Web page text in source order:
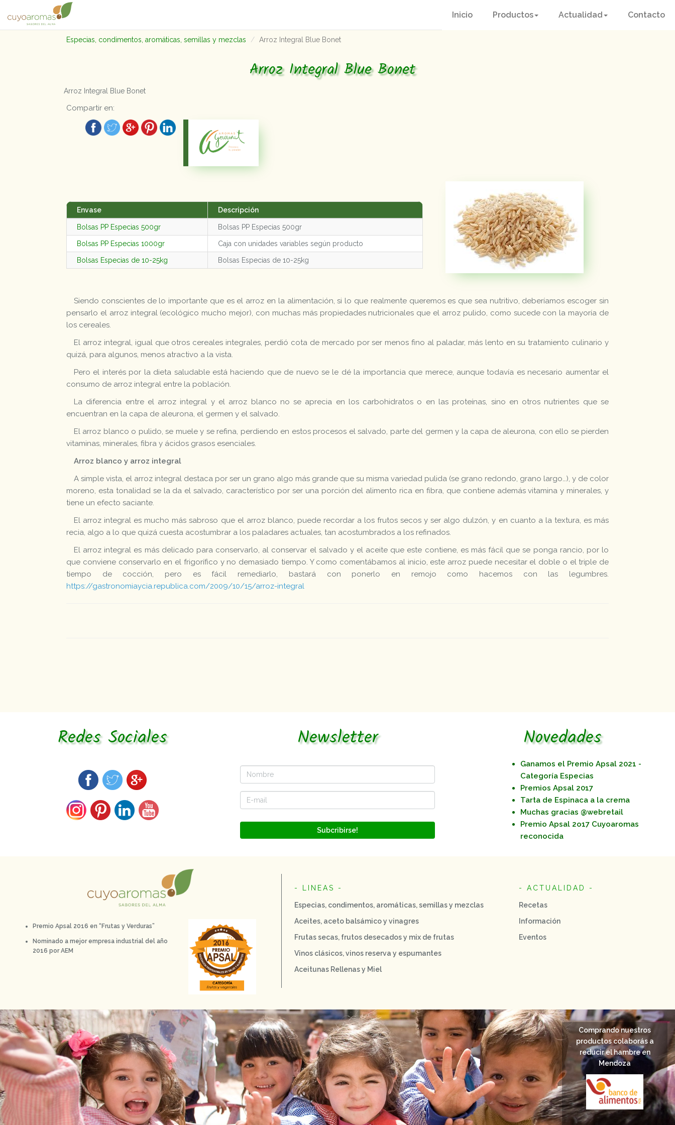
Inicio Productos Actualidad Contacto
Especias, condimentos, aromáticas, semillas y mezclas Arroz Integral Blue Bonet
Arroz Integral Blue Bonet
Arroz Integral Blue Bonet
Compartir en:
Envase Descripción
Bolsas PP Especias 500gr Bolsas PP Especias 500gr
Bolsas PP Especias 1000gr Caja con unidades variables según producto
Bolsas Especias de 10-25kg Bolsas Especias de 10-25kg
Siendo conscientes de lo importante que es el arroz en la alimentación, si lo que realmente queremos es que sea nutritivo, deberíamos escoger sin
pensarlo el arroz integral (ecológico mucho mejor), con muchas más propiedades nutricionales que el arroz pulido, como sucede con la mayoría de
los cereales.
El arroz integral, igual que otros cereales integrales, perdió cota de mercado por ser menos fino al paladar, más lento en su tratamiento culinario y
quizá, para algunos, menos atractivo a la vista.
Pero el interés por la dieta saludable está haciendo que de nuevo se le dé la importancia que merece, aunque todavía es necesario aumentar el
consumo de arroz integral entre la población.
La diferencia entre el arroz integral y el arroz blanco no se aprecia en los carbohidratos o en las proteínas, sino en otros nutrientes que se
encuentran en la capa de aleurona, el germen y el salvado.
El arroz blanco o pulido, se muele y se refina, perdiendo en estos procesos el salvado, parte del germen y la capa de aleurona, con ello se pierden
vitaminas, minerales, fibra y ácidos grasos esenciales.
Arroz blanco y arroz integral
A simple vista, el arroz integral destaca por ser un grano algo más grande que su misma variedad pulida (se grano redondo, grano largo…), y de color
moreno, esta tonalidad se la da el salvado, característico por ser una porción del alimento rica en fibra, que contiene además vitamina y minerales, y
tiene un efecto saciante.
El arroz integral es mucho más sabroso que el arroz blanco, puede recordar a los frutos secos y ser algo dulzón, y en cuanto a la textura, es más
recia, algo a lo que quizá cuesta acostumbrar a los paladares actuales, tan acostumbrados a los refinados.
El arroz integral es más delicado para conservarlo, al conservar el salvado y el aceite que este contiene, es más fácil que se ponga rancio, por lo
que conviene conservarlo en el frigorífico y no demasiado tiempo. Y como comentábamos al inicio, este arroz puede necesitar el doble o el triple de
tiempo de cocción, pero es fácil remediarlo, bastará con ponerlo en remojo como hacemos con las legumbres.
https://gastronomiaycia.republica.com/2009/10/15/arroz-integral
Redes Sociales Newsletter
Subcribirse!
Novedades
Ganamos el Premio Apsal 2021 -
Categoría Especias
Premios Apsal 2017
Tarta de Espinaca a la crema
Muchas gracias @webretail
Premio Apsal 2o17 Cuyoaromas
reconocida
Premio Apsal 2016 en “Frutas y Verduras”
Nominado a mejor empresa industrial del año
2016 por AEM
- LINEAS -
Especias, condimentos, aromáticas, semillas y mezclas
Aceites, aceto balsámico y vinagres
Frutas secas, frutos desecados y mix de frutas
Vinos clásicos, vinos reserva y espumantes
Aceitunas Rellenas y Miel
- ACTUALIDAD -
Recetas
Información
Eventos
Comprando nuestros
productos colaborás a
reducir el hambre en
Mendoza